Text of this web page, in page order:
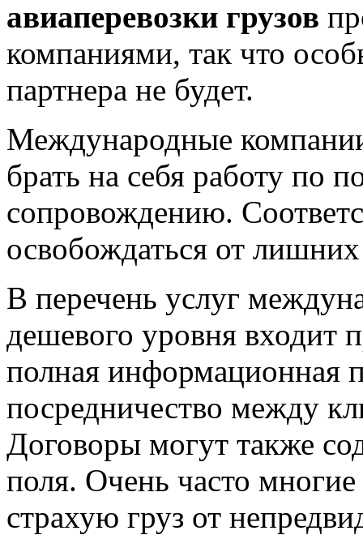
авиаперевозки грузов
компаниями, так что
партнера не будет.
Международные
брать на себя работу по
сопровождению.
освобождаться от
В перечень услуг
дешевого уровня входит
полная информационная
посредничество между
Договоры могут также
поля. Очень часто
страхую груз от